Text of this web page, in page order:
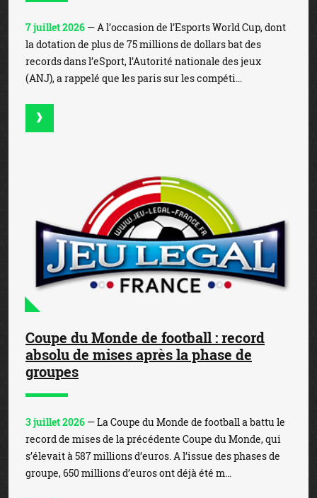
7 juillet 2026 — A l’occasion de l’Esports World Cup, dont
la dotation de plus de 75 millions de dollars bat des
records dans l’eSport, l’Autorité nationale des jeux
(ANJ), a rappelé que les paris sur les compéti...
Coupe du Monde de football : record
absolu de mises après la phase de
groupes
3 juillet 2026 — La Coupe du Monde de football a battu le
record de mises de la précédente Coupe du Monde, qui
s’élevait à 587 millions d’euros. A l’issue des phases de
groupe, 650 millions d’euros ont déjà été m...